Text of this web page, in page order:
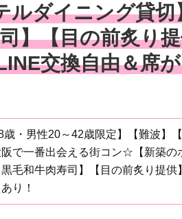
ダイニング貸切
】【目の前炙り
交換自由＆席
歳・男性20～42歳限定】【難波】
で一番出会える街コン☆【新築の
毛和牛肉寿司】【目の前炙り提
り！